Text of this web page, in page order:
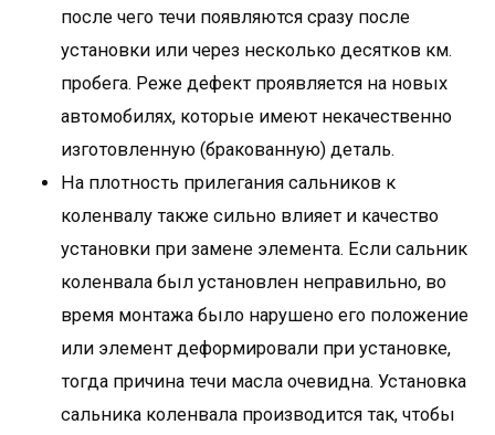
после чего течи появляются сразу после
установки или через несколько десятков км.
пробега. Реже дефект проявляется на новых
автомобилях, которые имеют некачественно
изготовленную (бракованную) деталь.
На плотность прилегания сальников к
коленвалу также сильно влияет и качество
установки при замене элемента. Если сальник
коленвала был установлен неправильно, во
время монтажа было нарушено его положение
или элемент деформировали при установке,
тогда причина течи масла очевидна. Установка
сальника коленвала производится так, чтобы